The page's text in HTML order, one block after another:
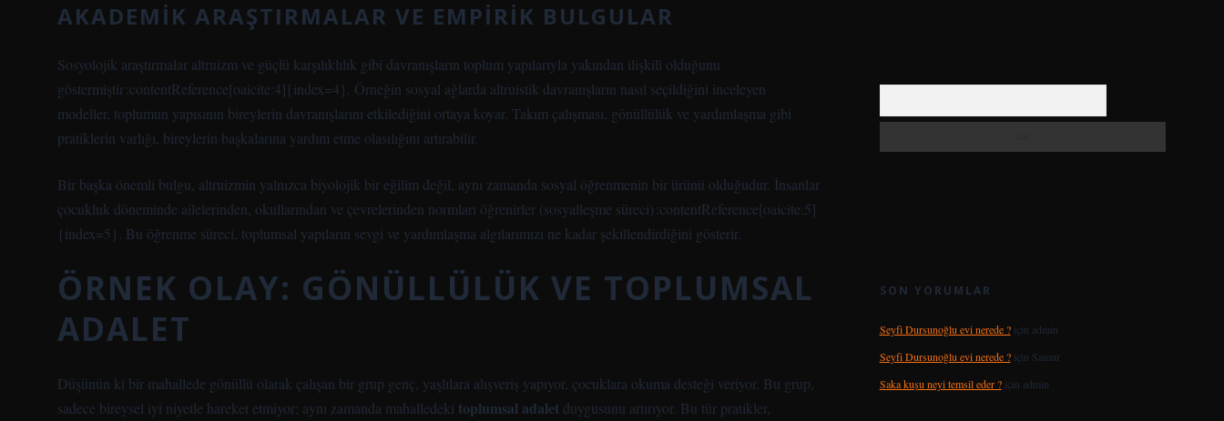
AKADEMIK ARAŞTIRMALAR VE EMPIRIK BULGULAR
Sosyolojik araştırmalar altruizm ve güçlü karşılıklılık gibi davranışların toplum yapılarıyla yakından ilişkili olduğunu
göstermiştir :contentReference[oaicite:4]{index=4}. Örneğin sosyal ağlarda altruistik davranışların nasıl seçildiğini inceleyen
modeller, toplumun yapısının bireylerin davranışlarını etkilediğini ortaya koyar. Takım çalışması, gönüllülük ve yardımlaşma gibi
pratiklerin varlığı, bireylerin başkalarına yardım etme olasılığını artırabilir.
Bir başka önemli bulgu, altruizmin yalnızca biyolojik bir eğilim değil, aynı zamanda sosyal öğrenmenin bir ürünü olduğudur. İnsanlar
çocukluk döneminde ailelerinden, okullarından ve çevrelerinden normları öğrenirler (sosyalleşme süreci) :contentReference[oaicite:5]
{index=5}. Bu öğrenme süreci, toplumsal yapıların sevgi ve yardımlaşma algılarımızı ne kadar şekillendirdiğini gösterir.
ÖRNEK OLAY: GÖNÜLLÜLÜK VE TOPLUMSAL
ADALET
Düşünün ki bir mahallede gönüllü olarak çalışan bir grup genç, yaşlılara alışveriş yapıyor, çocuklara okuma desteği veriyor. Bu grup,
sadece bireysel iyi niyetle hareket etmiyor; aynı zamanda mahalledeki toplumsal adalet duygusunu artırıyor. Bu tür pratikler,
SON YORUMLAR
Seyfi Dursunoğlu evi nerede ?için admin
Seyfi Dursunoğlu evi nerede ?için Samur
Saka kuşu neyi temsil eder ?için admin